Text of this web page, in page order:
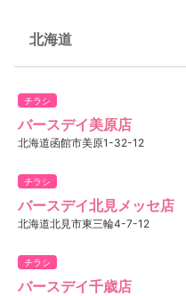
北海道
チラシ
バースデイ美原店
北海道函館市美原1-32-12
チラシ
バースデイ北見メッセ店
北海道北見市東三輪4-7-12
チラシ
バースデイ千歳店